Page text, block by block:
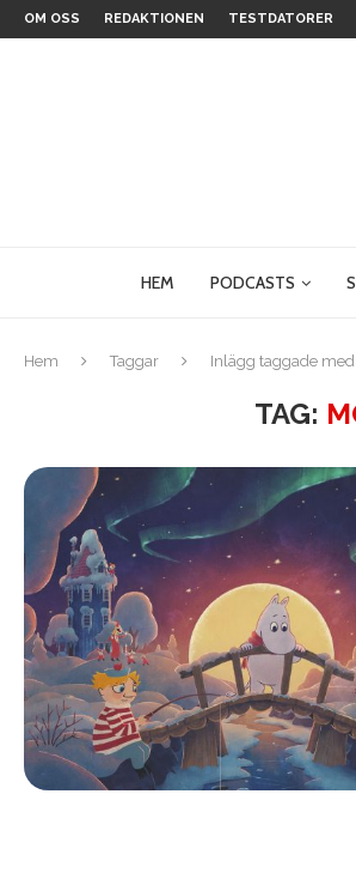
OM OSS REDAKTIONEN TESTDATORER
HEM PODCASTS
Hem Taggar Inlägg taggade
TAG: